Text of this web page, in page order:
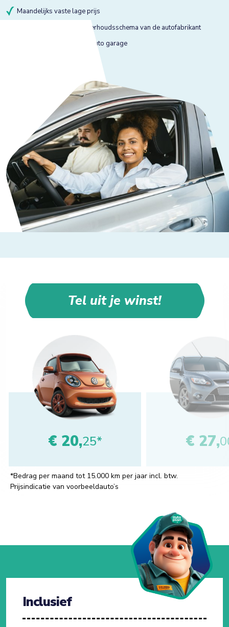
Maandelijks vaste lage prijs
Onderhoud volgens onderhoudsschema van de autofabrikant
Onderhoud bij gekeurde auto garage
Tel uit je winst!
€ 20,25* € 27,
*Bedrag per maand tot 15.000 km per jaar incl. btw.
Prijsindicatie van voorbeeldauto’s
Inclusief